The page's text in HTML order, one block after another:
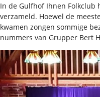
In de Gulfhof Ihnen
verzameld. Hoewel de
kwamen zongen sommige
nummers van Grupper Bert